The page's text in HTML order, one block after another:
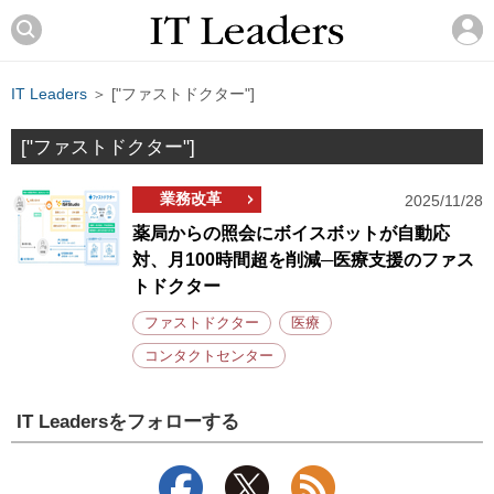
IT Leaders ＞ ["ファストドクター"]
["ファストドクター"]
業務改革 2025/11/28
薬局からの照会にボイスボットが自動応
対、月100時間超を削減─医療支援のファス
トドクター
ファストドクター 医療
コンタクトセンター
IT Leadersをフォローする